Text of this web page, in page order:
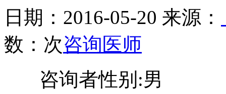
日期：2016-05-20 来源：
数： 次咨询医师
咨询者性别:男